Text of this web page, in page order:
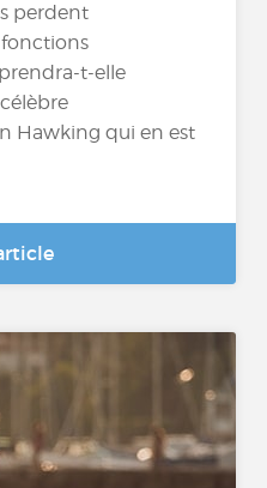
perdent
t-elle
Hawking qui en est